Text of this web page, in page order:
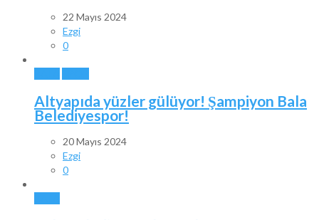
22 Mayıs 2024
Ezgi
0
Altyapıda yüzler gülüyor! Şampiyon Bala
Belediyespor!
20 Mayıs 2024
Ezgi
0